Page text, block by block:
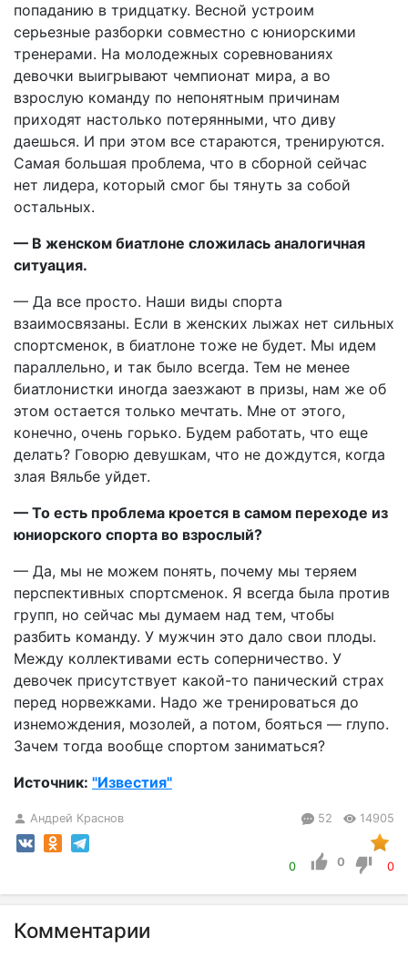
попаданию в тридцатку. Весной устроим
серьезные разборки совместно с юниорскими
тренерами. На молодежных соревнованиях
девочки выигрывают чемпионат мира, а во
взрослую команду по непонятным причинам
приходят настолько потерянными, что диву
даешься. И при этом все стараются, тренируются.
Самая большая проблема, что в сборной сейчас
нет лидера, который смог бы тянуть за собой
остальных.
— В женском биатлоне сложилась аналогичная
ситуация.
— Да все просто. Наши виды спорта
взаимосвязаны. Если в женских лыжах нет сильных
спортсменок, в биатлоне тоже не будет. Мы идем
параллельно, и так было всегда. Тем не менее
биатлонистки иногда заезжают в призы, нам же об
этом остается только мечтать. Мне от этого,
конечно, очень горько. Будем работать, что еще
делать? Говорю девушкам, что не дождутся, когда
злая Вяльбе уйдет.
— То есть проблема кроется в самом переходе из
юниорского спорта во взрослый?
— Да, мы не можем понять, почему мы теряем
перспективных спортсменок. Я всегда была против
групп, но сейчас мы думаем над тем, чтобы
разбить команду. У мужчин это дало свои плоды.
Между коллективами есть соперничество. У
девочек присутствует какой-то панический страх
перед норвежками. Надо же тренироваться до
изнемождения, мозолей, а потом, бояться — глупо.
Зачем тогда вообще спортом заниматься?
Источник: "Известия"
Андрей Краснов 52 14905
0 0 0
Комментарии